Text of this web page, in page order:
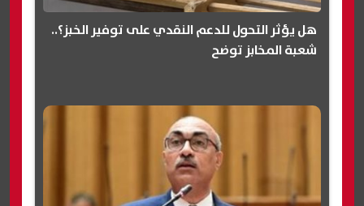
هل يؤثر التحول للدعم النقدي على توفير الخبز؟..
شعبة المخابز توضح